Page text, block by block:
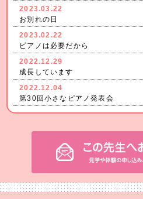
2023.03.22
お別れの日
2023.02.22
ピアノは必要だから
2022.12.29
成長しています
2022.12.04
第30回小さなピアノ発表会